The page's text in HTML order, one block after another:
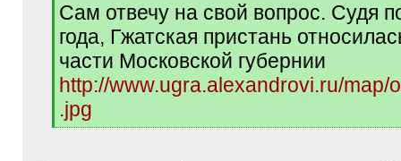
Сам отвечу на свой вопрос. Судя
года, Гжатская пристань
части Московской губернии
http://www.ugra.alexandrovi.ru/map/
.jpg
[